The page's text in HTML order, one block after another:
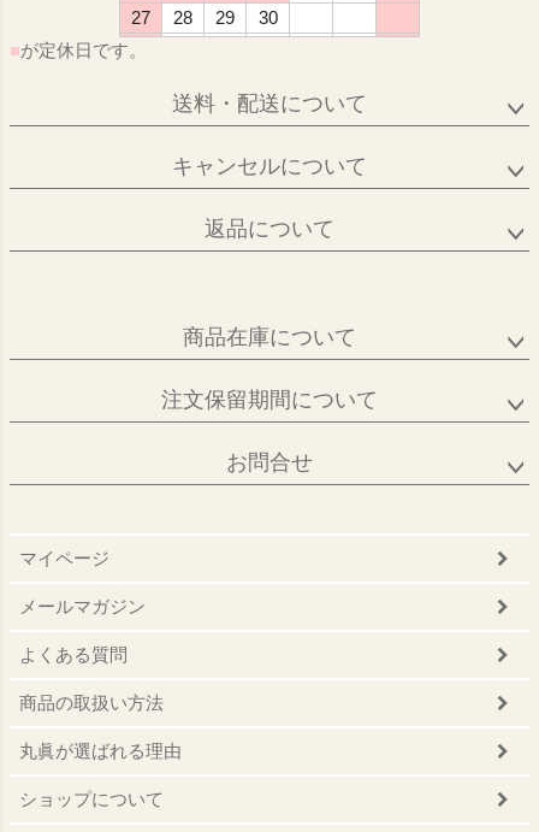
27
28 29
30
■が定休日です。
送料・配送について
キャンセルについて
返品について
商品在庫について
注文保留期間について
お問合せ
マイページ
メールマガジン
よくある質問
商品の取扱い方法
丸眞が選ばれる理由
ショップについて